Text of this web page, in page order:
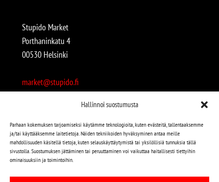
Hallinnoi suostumusta
Parhaan kokemuksen tarjoamiseksi käytämme teknologioita, kuten evästeitä, tallentaaksemme
ja/tai käyttääksemme laitetietoja. Näiden tekniikoiden hyväksyminen antaa meille
mahdollisuuden käsitellä tietoja, kuten selauskäyttäytymistä tai yksilöllisiä tunnuksia tällä
sivustolla. Suostumuksen jättäminen tai peruuttaminen voi vaikuttaa haitallisesti tiettyihin
ominaisuuksiin ja toimintoihin.
Stupido Market
Porthaninkatu 4
00530 Helsinki
market@stupido.fi
Avoinna:
arkisin 12-18
lauantaisin 12-17
Stupido löytyy myös kivijalasta!